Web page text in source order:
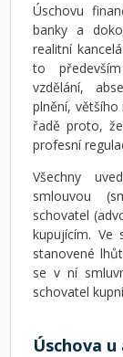
Úschovu
banky a
realitní
to
vzdělání,
plnění, většího
řadě proto,
profesní
Všechny
smlouvou
schovatel
kupujícím. Ve
stanovené
se v ní
schovatel
Úschova